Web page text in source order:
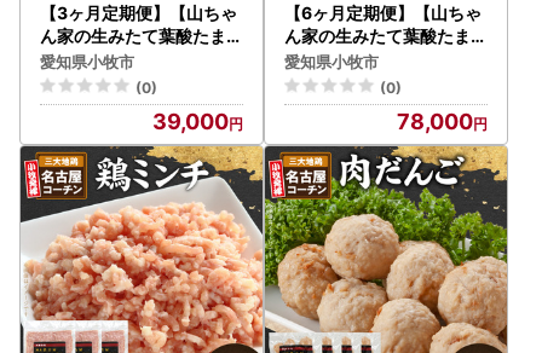
【3ヶ月定期便】【山ちゃ
ん家の生みたて葉酸たまご
】名古屋コーチン卵（40
個入り）[132Y03-T]
愛知県小牧市
(0)
39,000
【6ヶ月定期便】【山ちゃ
ん家の生みたて葉酸たまご
】名古屋コーチン卵（40
個入り）[132Y04-T]
愛知県小牧市
(0)
78,000